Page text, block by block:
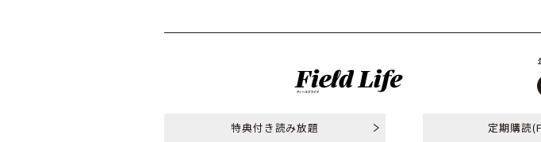
特典付き読み放題 定期購読